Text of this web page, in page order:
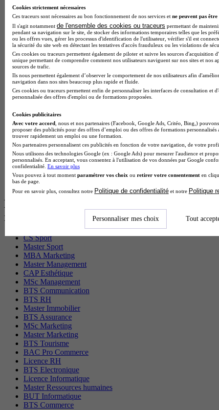
BTS Esf en alternance
BTS Dietetique en alternance
BTS Mco en alternance
BTS Pi en alternance
BTS Sp3s en alternance
Master CCA en alternance
BTS Ndrc en alternance
BTS Sam en alternance
Cap Fleuriste en alternance
BTS Sio en alternance
BTS Gpme en alternance
Cap Electricien en alternance
BTS Gpn en alternance
BTS Domotique en alternance
BAC Pro Agora en alternance
BTS Sta en alternance
BTS Iris en alternance
BTS Tpl en alternance
BTS Ati en alternance
Les diplômes par filière les plus
recherchés
CS Sport
Master Sport
MBA Marketing
Master Management
CAP Esthétique
MSc Management
BTS Communication
BTS RH
Master Immobilier
BTS Assurance
MSc Marketing
Master Marketing
BTS Tourisme
BAC Pro Commerce
Licence RH
BTS Electronique
Licence Informatique
Master Ressources humaines
BUT Informatique
BTS Commerce
Cookies strictement nécessaires
Ces traceurs sont nécessaires au bon fonctionnement de nos services et ne peuvent pas être
Il s'agit notamment de l'ensemble des cookies ou traceurs permettant de
pendant sa navigation sur le site, de stocker des informations temporaires telles que les
ou les offres vues, gérer les processus d'identification de l'utilisateur, vérifier s'il est
la sécurité du site web en détectant les tentatives d'accès frauduleux ou les violations de
Ces cookies ou traceurs permettent également de piloter et suivre les sources d'acquisition
unique permettant de comprendre comment nos utilisateurs naviguent sur nos sites et nos
sources de trafic.
Ils nous permettent également d’observer le comportement de nos utilisateurs afin
navigation dans nos sites beaucoup plus rapide et fluide.
Ces cookies ou traceurs permettent enfin de personnaliser les interfaces de consultation et
personnalisée des offres d'emploi ou de formations proposées.
Cookies publicitaires
Avec votre accord , nous et nos partenaires (Facebook, Google Ads, Critéo, Bing,)
proposer des publicités pour des offres d’emploi ou des offres de formations
trouver rapidement un emploi ou une formation.
Nos partenaires personnalisent ces publicités en fonction de votre navigation, de votre
Nous utilisons des technologies Google (ex : Google Ads) pour mesurer l'audience et
personnalisés. En acceptant, vous consentez à l'utilisation de vos données par Google
confidentialité. En savoir plus
Vous pouvez à tout moment paramétrer vos choix ou retirer votre consentement en
bas de page.
Pour en savoir plus, consultez notre Politique de confidentialité et notre Politique
Personnaliser mes choix Tout